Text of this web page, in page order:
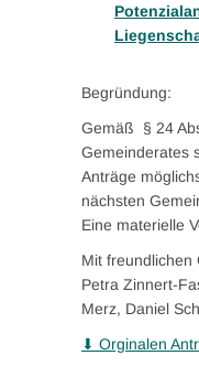
Begründung:
Gemäß § 24
Gemeinderates
Anträge
nächsten
Eine materielle
Mit freundlichen
Petra Zinnert-
Merz, Daniel
⬇ Orginalen